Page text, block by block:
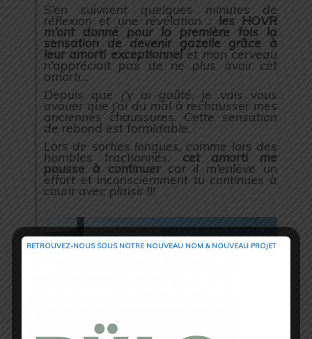
S’en suivirent quelques minutes de
réflexion et une révélation : les HOVR
m’ont donné pour la première fois la
sensation de devenir gazelle grâce à
leur amorti exceptionnelet mon cerveau
n’appréciait pas de ne plus avoir cet
amorti…
Depuis que j’y ai goûté, je vais vous
avouer que j’ai du mal à rechausser mes
anciennes chaussures. Cette sensation
de rebond est formidable.
Lors de sorties longues, comme lors des
horribles fractionnés,cet amorti me
pousse à continuercar il m’enlève un
effort et inconsciemment tu continues à
courir avec plaisir !!!
RETROUVEZ-NOUS SOUS NOTRE NOUVEAU NOM & NOUVEAU PROJET